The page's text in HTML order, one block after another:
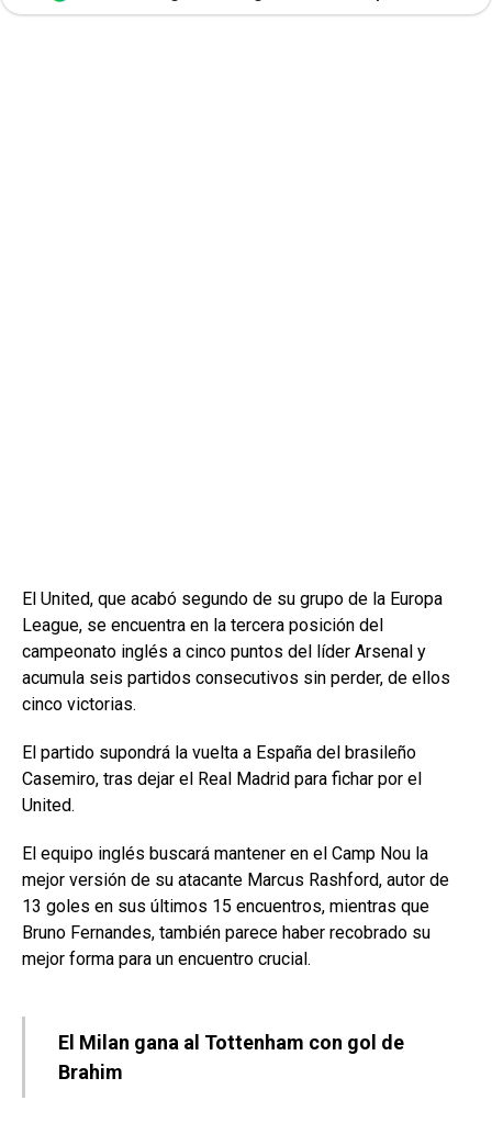
El United, que acabó segundo de su grupo de la Europa
League, se encuentra en la tercera posición del
campeonato inglés a cinco puntos del líder Arsenal y
acumula seis partidos consecutivos sin perder, de ellos
cinco victorias.
El partido supondrá la vuelta a España del brasileño
Casemiro, tras dejar el Real Madrid para fichar por el
United.
El equipo inglés buscará mantener en el Camp Nou la
mejor versión de su atacante Marcus Rashford, autor de
13 goles en sus últimos 15 encuentros, mientras que
Bruno Fernandes, también parece haber recobrado su
mejor forma para un encuentro crucial.
El Milan gana al Tottenham con gol de
Brahim